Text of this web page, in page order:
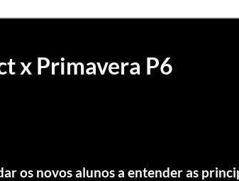
x Primavera P6
os novos alunos a entender as